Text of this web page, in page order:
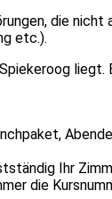
die nicht
etc.).
liegt.
Ihr
die